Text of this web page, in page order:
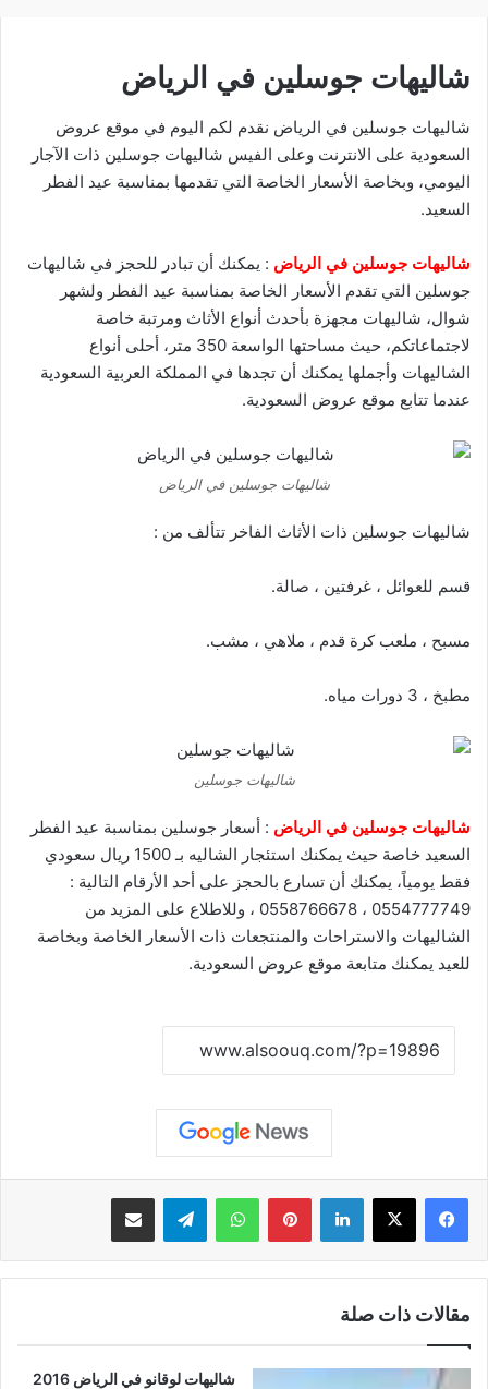
شاليهات جوسلين في الرياض
شاليهات جوسلين في الرياض نقدم لكم اليوم في موقع عروض
السعودية على الانترنت وعلى الفيس شاليهات جوسلين ذات الآجار
اليومي، وبخاصة الأسعار الخاصة التي تقدمها بمناسبة عيد الفطر
السعيد.
شاليهات جوسلين في الرياض : يمكنك أن تبادر للحجز في شاليهات
جوسلين التي تقدم الأسعار الخاصة بمناسبة عيد الفطر ولشهر
شوال، شاليهات مجهزة بأحدث أنواع الأثاث ومرتبة خاصة
لاجتماعاتكم، حيث مساحتها الواسعة 350 متر، أحلى أنواع
الشاليهات وأجملها يمكنك أن تجدها في المملكة العربية السعودية
عندما تتابع موقع عروض السعودية.
شاليهات جوسلين في الرياض
شاليهات جوسلين ذات الأثاث الفاخر تتألف من :
قسم للعوائل ، غرفتين ، صالة.
مسبح ، ملعب كرة قدم ، ملاهي ، مشب.
مطبخ ، 3 دورات مياه.
شاليهات جوسلين
شاليهات جوسلين في الرياض : أسعار جوسلين بمناسبة عيد الفطر
السعيد خاصة حيث يمكنك استئجار الشاليه بـ 1500 ريال سعودي
فقط يومياً، يمكنك أن تسارع بالحجز على أحد الأرقام التالية :
0554777749 ، 0558766678 ، وللاطلاع على المزيد من
الشاليهات والاستراحات والمنتجعات ذات الأسعار الخاصة وبخاصة
للعيد يمكنك متابعة موقع عروض السعودية.
لينكدإن بينتيريستواتساب تيلقرام مشاركة عبر البريد
مقالات ذات صلة
شاليهات لوقانو في الرياض 2016